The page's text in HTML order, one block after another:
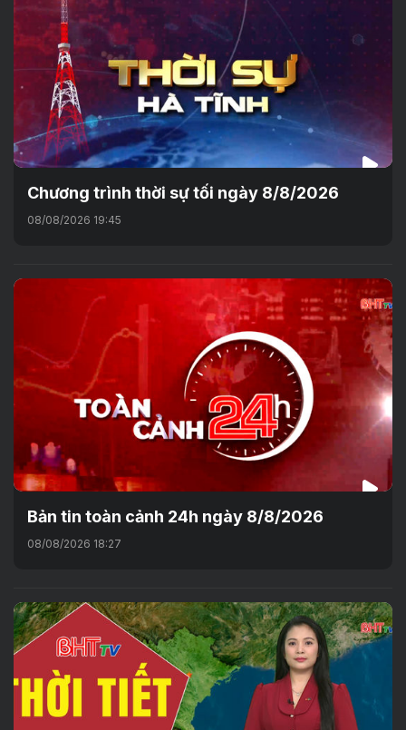
Chương trình thời sự tối ngày 8/8/2026
08/08/2026 19:45
Bản tin toàn cảnh 24h ngày 8/8/2026
08/08/2026 18:27